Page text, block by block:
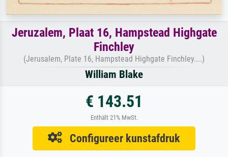
Jeruzalem, Plaat 16, Hampstead Highgate
Finchley
(Jerusalem, Plate 16, Hampstead Highgate Finchley....)
William Blake
€ 143.51
Enthält 21% MwSt.
Configureer kunstafdruk